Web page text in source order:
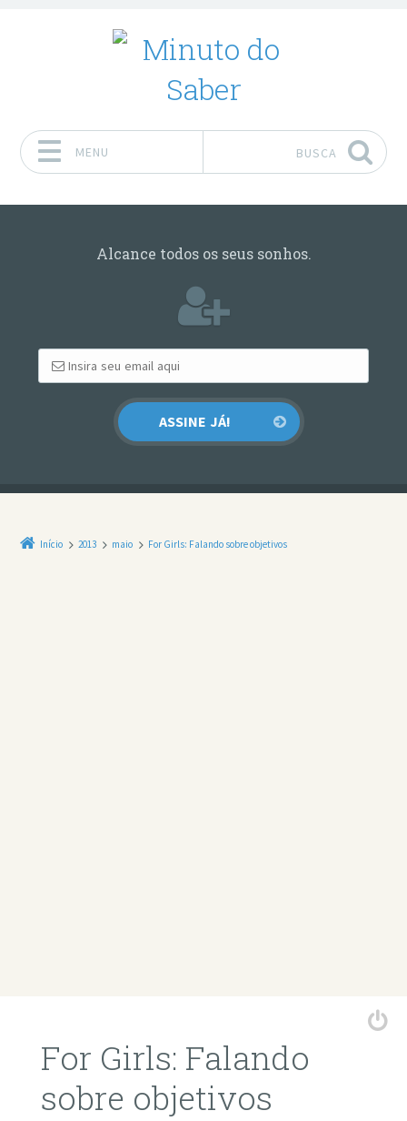
MENU BUSCA
Alcance todos os seus sonhos.
Início 2013 maio For Girls: Falando sobre objetivos
For Girls: Falando
sobre objetivos